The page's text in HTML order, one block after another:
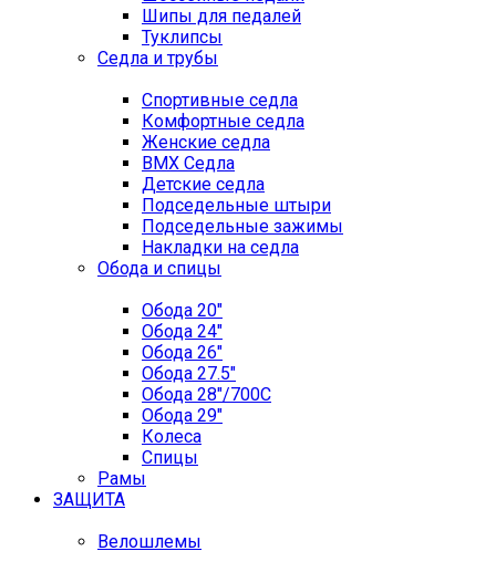
Шипы для педалей
Туклипсы
Седла и трубы
Спортивные седла
Комфортные седла
Женские седла
BMX Седла
Детские седла
Подседельные штыри
Подседельные зажимы
Накладки на седла
Обода и спицы
Обода 20"
Обода 24"
Обода 26"
Обода 27.5"
Обода 28"/700C
Обода 29"
Колеса
Спицы
Рамы
ЗАЩИТА
Велошлемы